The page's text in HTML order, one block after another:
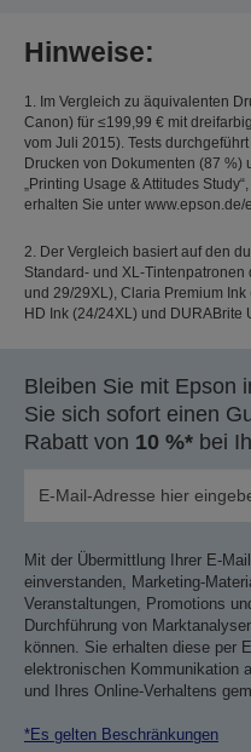
Hinweise:
1. Im Vergleich zu äquivalenten
Canon) für ≤199,99 € mit
vom Juli 2015). Tests
Drucken von Dokumenten (87 %)
„Printing Usage & Attitudes
erhalten Sie unter www.epson.de/
2. Der Vergleich basiert auf den
Standard- und XL-Tintenpatronen
und 29/29XL), Claria Premium
HD Ink (24/24XL) und DURABrite
Bleiben Sie mit Epson
Sie sich sofort einen
Rabatt von 10 %* bei
Mit der Übermittlung Ihrer E-
einverstanden, Marketing-
Veranstaltungen, Promotions
Durchführung von
können. Sie erhalten diese per
elektronischen Kommunikation
und Ihres Online-Verhaltens
*Es gelten Beschränkungen